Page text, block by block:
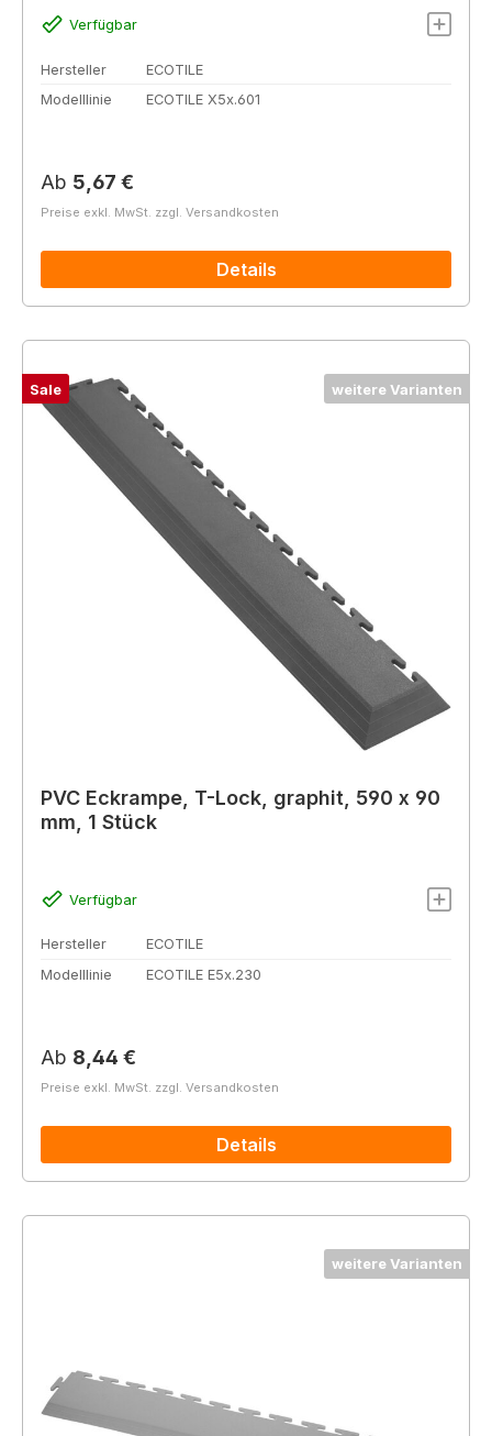
Verfügbar
Hersteller
ECOTILE
Modelllinie
ECOTILE X5x.601
Regulärer Preis:
Ab 5,67 €
Preise exkl. MwSt. zzgl. Versandkosten
Details
weitere Varianten
Sale
PVC Eckrampe, T-Lock, graphit, 590 x 90
mm, 1 Stück
Verfügbar
Hersteller
ECOTILE
Modelllinie
ECOTILE E5x.230
Regulärer Preis:
Ab 8,44 €
Preise exkl. MwSt. zzgl. Versandkosten
Details
weitere Varianten